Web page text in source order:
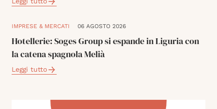
IMPRESE & MERCATI 06 AGOSTO 2026
Hotellerie: Soges Group si espande in Liguria con
la catena spagnola Melià
Leggi tutto